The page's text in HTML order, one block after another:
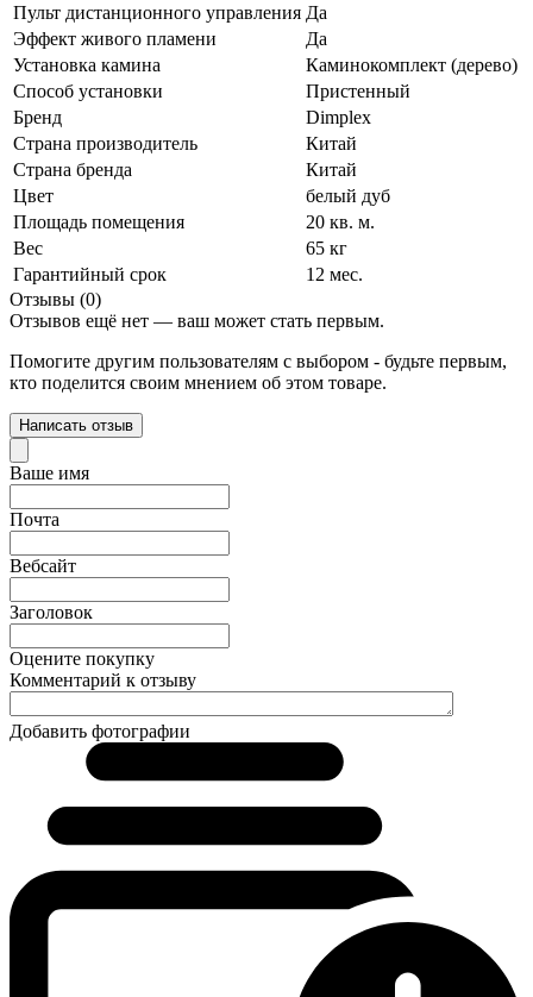
Пульт дистанционного управления Да
Эффект живого пламени
Да
Установка камина
Каминокомплект (дерево)
Способ установки
Пристенный
Бренд
Dimplex
Страна производитель
Китай
Страна бренда
Китай
Цвет
белый дуб
Площадь помещения
20 кв. м.
Вес
65 кг
Гарантийный срок
12 мес.
Отзывы (0)
Отзывов ещё нет — ваш может стать первым.
Помогите другим пользователям с выбором - будьте первым,
кто поделится своим мнением об этом товаре.
Написать отзыв
Ваше имя
Почта
Вебсайт
Заголовок
Оцените покупку
Комментарий к отзыву
Добавить фотографии